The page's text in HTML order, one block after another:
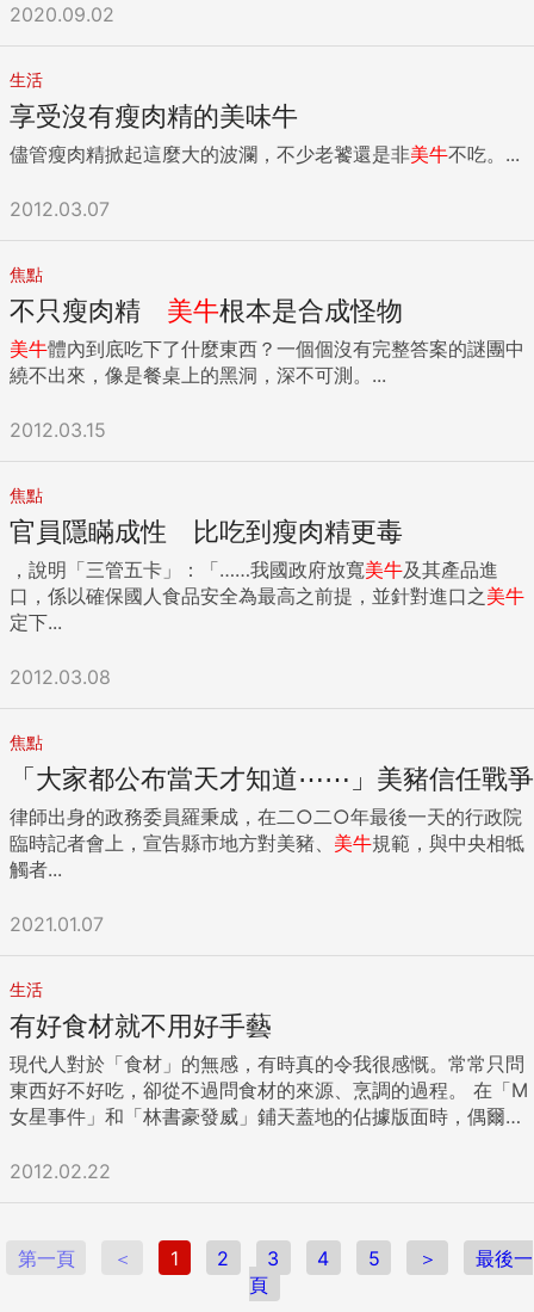
2020.09.02
生活
享受沒有瘦肉精的美味牛
儘管瘦肉精掀起這麼大的波瀾，不少老饕還是非美牛不吃。...
2012.03.07
焦點
不只瘦肉精 美牛根本是合成怪物
美牛體內到底吃下了什麼東西？一個個沒有完整答案的謎團中
繞不出來，像是餐桌上的黑洞，深不可測。...
2012.03.15
焦點
官員隱瞞成性 比吃到瘦肉精更毒
，說明「三管五卡」：「……我國政府放寬美牛及其產品進
口，係以確保國人食品安全為最高之前提，並針對進口之美牛
定下...
2012.03.08
焦點
「大家都公布當天才知道⋯⋯」美豬信任戰爭
律師出身的政務委員羅秉成，在二○二○年最後一天的行政院
臨時記者會上，宣告縣市地方對美豬、 美牛規範，與中央相牴
觸者...
2021.01.07
生活
有好食材就不用好手藝
現代人對於「食材」的無感，有時真的令我很感慨。常常只問
東西好不好吃，卻從不過問食材的來源、烹調的過程。 在「M
女星事件」和「林書豪發威」鋪天蓋地的佔據版面時，偶爾還
聞...可是，這些嚴肅的民生議題，似乎還是有很多人搞不清楚
在吵什麼？」 一時之間我瞠目結舌，多數人對M女星事件演變
過程如數家珍，但面對農藥殘留、瘦肉精卻好像一副事不關己
2012.02.22
第一頁 ＜ 1 2 3 4 5 ＞
最後一
頁